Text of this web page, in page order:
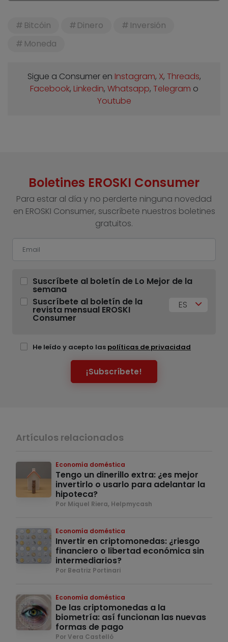
Bitcóin Dinero
Inversión
Moneda
Sigue a Consumer en Instagram, X, Threads,
Facebook, Linkedin, Whatsapp, Telegram o
Youtube
Boletines EROSKI Consumer
Para estar al día y no perderte ninguna novedad
en EROSKI Consumer, suscríbete nuestros boletines
gratuitos.
Suscríbete al boletín de Lo Mejor de la
semana
Suscríbete al boletín de la
revista mensual EROSKI
Consumer
ES
He leído y acepto las políticas de privacidad
¡Subscríbete!
Artículos relacionados
Economía doméstica
Tengo un dinerillo extra: ¿es mejor
invertirlo o usarlo para adelantar la
hipoteca?
Por Miquel Riera, Helpmycash
Economía doméstica
Invertir en criptomonedas: ¿riesgo
financiero o libertad económica sin
intermediarios?
Por Beatriz Portinari
Economía doméstica
De las criptomonedas a la
biometría: así funcionan las nuevas
formas de pago
Por Vera Castelló